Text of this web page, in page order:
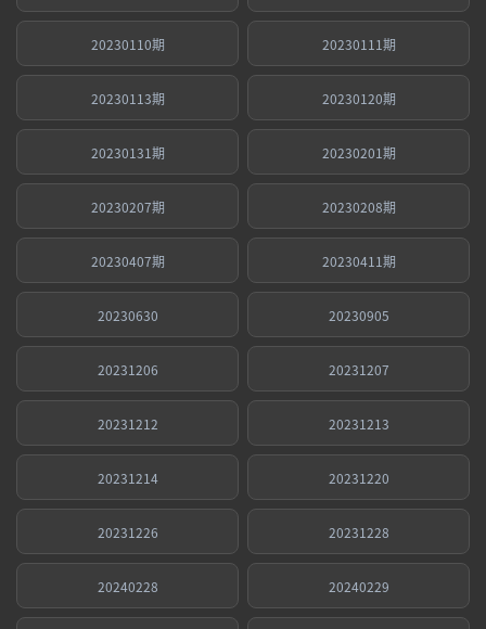
20230110期 20230111期
20230113期 20230120期
20230131期 20230201期
20230207期 20230208期
20230407期 20230411期
20230630 20230905
20231206 20231207
20231212 20231213
20231214 20231220
20231226 20231228
20240228 20240229